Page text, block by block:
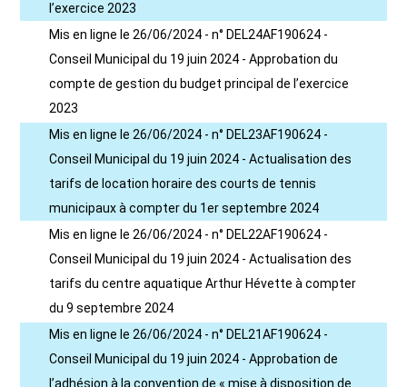
l’exercice 2023
Mis en ligne le 26/06/2024 - n° DEL24AF190624 -
Conseil Municipal du 19 juin 2024 - Approbation du
compte de gestion du budget principal de l’exercice
2023
Mis en ligne le 26/06/2024 - n° DEL23AF190624 -
Conseil Municipal du 19 juin 2024 - Actualisation des
tarifs de location horaire des courts de tennis
municipaux à compter du 1er septembre 2024
Mis en ligne le 26/06/2024 - n° DEL22AF190624 -
Conseil Municipal du 19 juin 2024 - Actualisation des
tarifs du centre aquatique Arthur Hévette à compter
du 9 septembre 2024
Mis en ligne le 26/06/2024 - n° DEL21AF190624 -
Conseil Municipal du 19 juin 2024 - Approbation de
l’adhésion à la convention de « mise à disposition de